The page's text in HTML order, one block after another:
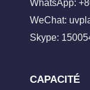
WhatsApp:
WeChat:
Skype:
CAPACITÉ